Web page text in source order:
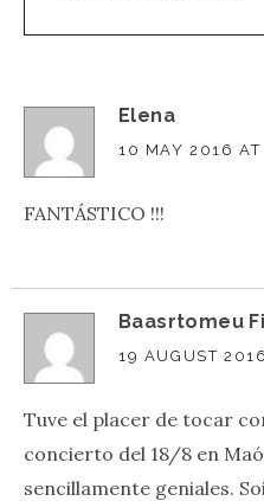
Elena
10 MAY 2016 AT
FANTÁSTICO !!!
Baasrtomeu
19 AUGUST
Tuve el placer de tocar
concierto del 18/8 en
sencillamente geniales.